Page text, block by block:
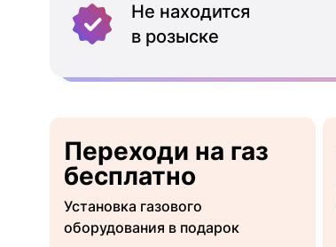
Не находится
в розыске
Переходи на газ
бесплатно
Установка газового
оборудования в подарок